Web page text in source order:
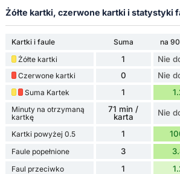
Żółte kartki, czerwone kartki i statystyki
Kartki i faule Suma na
Żółte kartki
1 Nie
Czerwone kartki 0 Nie
Suma Kartek 1
Minuty na otrzymaną
kartkę
71 min /
karta
Nie
Kartki powyżej 0.5 1
Faule popełnione 3
Faul przeciwko 1